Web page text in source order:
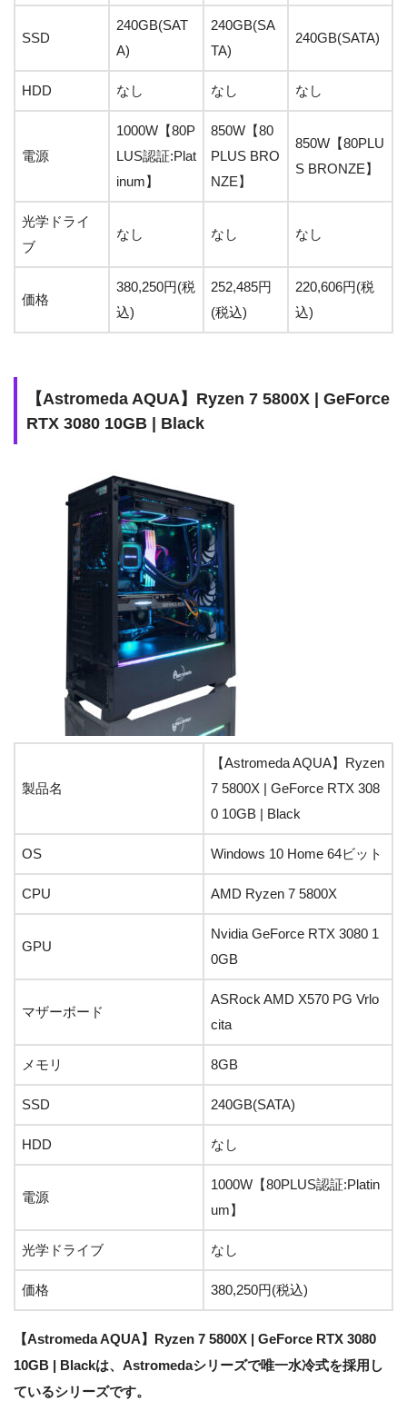
SSD
240GB(SAT
A)
240GB(SA
TA)
240GB(SATA)
HDD なし なし なし
電源
1000W【80P
LUS認証:Plat
inum】
850W【80
PLUS BRO
NZE】
850W【80PLU
S BRONZE】
光学ドライ
ブ
なし なし なし
価格
380,250円(税
込)
252,485円
(税込)
220,606円(税
込)
【Astromeda AQUA】Ryzen 7 5800X | GeForce
RTX 3080 10GB | Black
製品名
【Astromeda AQUA】Ryzen
7 5800X | GeForce RTX 308
0 10GB | Black
OS Windows 10 Home 64ビット
CPU AMD Ryzen 7 5800X
GPU
Nvidia GeForce RTX 3080 1
0GB
マザーボード
ASRock AMD X570 PG Vrlo
cita
メモリ 8GB
SSD 240GB(SATA)
HDD なし
電源
1000W【80PLUS認証:Platin
um】
光学ドライブ なし
価格 380,250円(税込)
【Astromeda AQUA】Ryzen 7 5800X | GeForce RTX 3080
10GB | Blackは、Astromedaシリーズで唯一水冷式を採用し
ているシリーズです。